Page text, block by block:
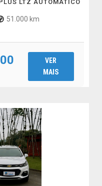
LTZ AUTOMÁTICO
51.000 km
VER
MAIS